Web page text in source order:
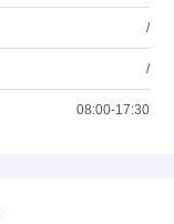
/
/
08:00-17:30